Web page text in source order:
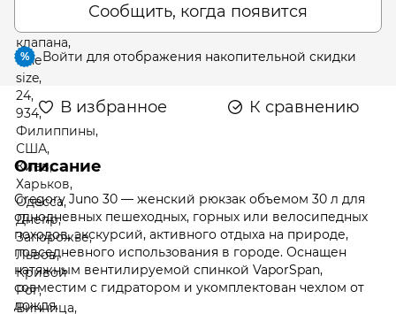
Сообщить, когда появится
% Войти для отображения накопительной скидки
В избранное К сравнению
Описание
Gregory Juno 30 — женский рюкзак объемом 30 л для
однодневных пешеходных, горных или велосипедных
походов, экскурсий, активного отдыха на природе,
повседневного использования в городе. Оснащен
натяжным вентилируемой спинкой VaporSpan,
совместим с гидратором и укомплектован чехлом от
дождя.